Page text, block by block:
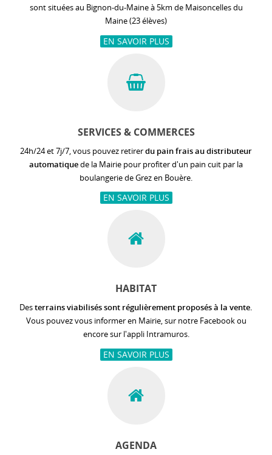
sont situées au Bignon-du-Maine à 5km de Maisoncelles du
Maine (23 élèves)
EN SAVOIR PLUS
SERVICES & COMMERCES
24h/24 et 7j/7, vous pouvez retirerdu pain frais au distributeur
automatiquede la Mairie pour profiter d'un pain cuit par la
boulangerie de Grez en Bouère.
EN SAVOIR PLUS
HABITAT
Desterrains viabilisés sont régulièrement proposés à la vente.
Vous pouvez vous informer en Mairie, sur notre Facebook ou
encore sur l'appli Intramuros.
EN SAVOIR PLUS
AGENDA